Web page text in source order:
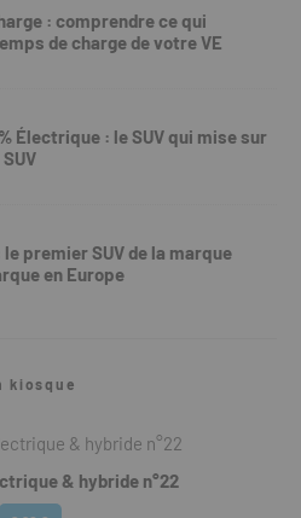
: comprendre ce qui
de charge de votre VE
Électrique : le SUV qui mise sur
SUV
le premier SUV de la marque
en Europe
kiosque
& hybride n°22